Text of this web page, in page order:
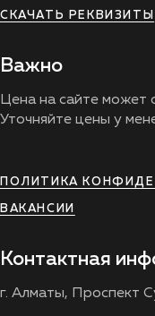
СКАЧАТЬ РЕКВИЗИТЫ
Важно
Цена на сайте может
Уточняйте цены у
ПОЛИТИКА
ВАКАНСИИ
Контактная
г. Алматы, Проспект